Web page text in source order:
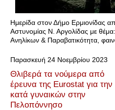
Ημερίδα στον Δήμο Ερμιονίδας
Αστυνομίας Ν. Αργολίδας με
Ανηλίκων & Παραβατικότητα,
Παρασκευή 24 Νοεμβρίου 2023
Θλιβερά τα νούμερα από
έρευνα της Eurostat για την
κατά γυναικών στην
Πελοπόννησο